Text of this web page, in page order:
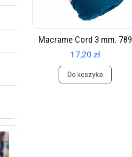
Macrame Cord 3 mm. 789
17,20 zł
Do koszyka